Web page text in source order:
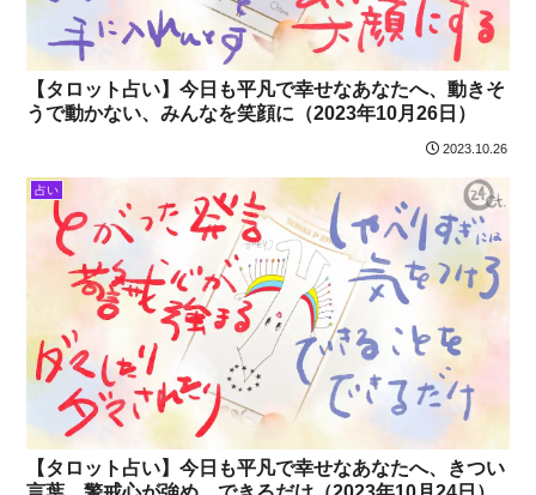
【タロット占い】今日も平凡で幸せなあなたへ、動きそ
うで動かない、みんなを笑顔に（2023年10月26日）
2023.10.26
占い
【タロット占い】今日も平凡で幸せなあなたへ、きつい